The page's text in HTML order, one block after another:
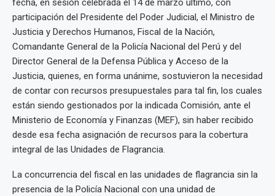
fecha, en sesión celebrada el 14 de marzo último, con
participación del Presidente del Poder Judicial, el Ministro de
Justicia y Derechos Humanos, Fiscal de la Nación,
Comandante General de la Policía Nacional del Perú y del
Director General de la Defensa Pública y Acceso de la
Justicia, quienes, en forma unánime, sostuvieron la necesidad
de contar con recursos presupuestales para tal fin, los cuales
están siendo gestionados por la indicada Comisión, ante el
Ministerio de Economía y Finanzas (MEF), sin haber recibido
desde esa fecha asignación de recursos para la cobertura
integral de las Unidades de Flagrancia.
La concurrencia del fiscal en las unidades de flagrancia sin la
presencia de la Policía Nacional con una unidad de